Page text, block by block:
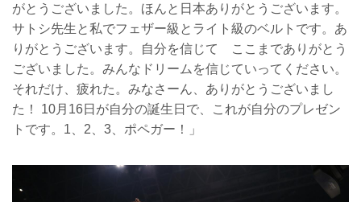
がとうございました。ほんと日本ありがとうございます。
サトシ先生と私でフェザー級とライト級のベルトです。あ
りがとうございます。自分を信じて ここまでありがとう
ございました。みんなドリームを信じていってください。
それだけ、疲れた。みなさーん、ありがとうございまし
た！ 10月16日が自分の誕生日で、これが自分のプレゼン
トです。1、2、3、ポペガー！」